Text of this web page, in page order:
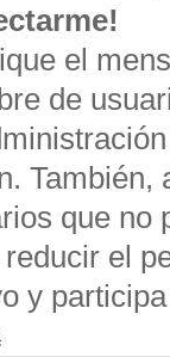
el
de
También,
que no
el
y